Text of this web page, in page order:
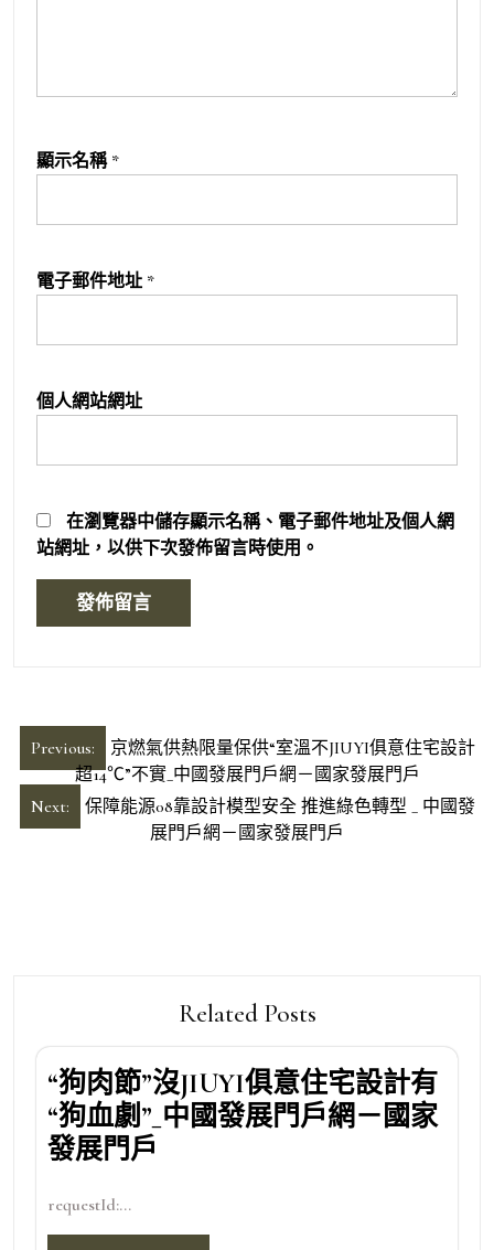
顯示名稱 *
電子郵件地址 *
個人網站網址
在瀏覽器中儲存顯示名稱、電子郵件地址及個人網
站網址，以供下次發佈留言時使用。
文
章
導
Previous:
京燃氣供熱限量保供“室溫不JIUYI俱意住宅設計
超14℃”不實_中國發展門戶網－國家發展門戶
Next:
保障能源08靠設計模型安全 推進綠色轉型 _ 中國發
展門戶網－國家發展門戶
Related Posts
“狗肉節”沒JIUYI俱意住宅設計有
“狗血劇”_中國發展門戶網－國家
發展門戶
requestId:...